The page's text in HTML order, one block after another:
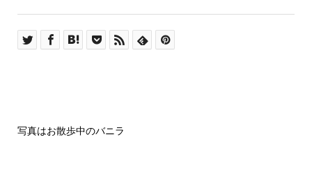
写真はお散歩中のバニラ